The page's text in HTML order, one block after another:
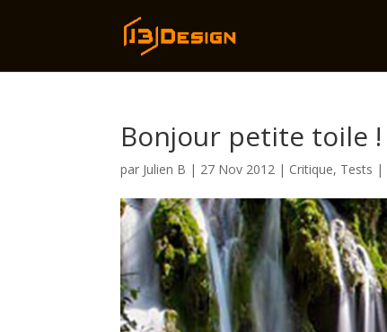
Bonjour petite toile !
par Julien B | 27 Nov 2012 | Critique, Tests |